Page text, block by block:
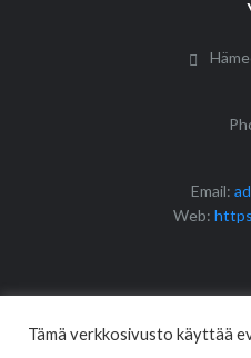
Email:
Web:
Tämä verkkosivusto käyttää